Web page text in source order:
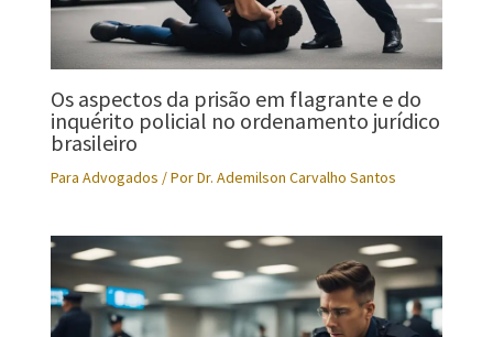
Os aspectos da prisão em flagrante e do
inquérito policial no ordenamento jurídico
brasileiro
Para Advogados / PorDr. Ademilson Carvalho Santos